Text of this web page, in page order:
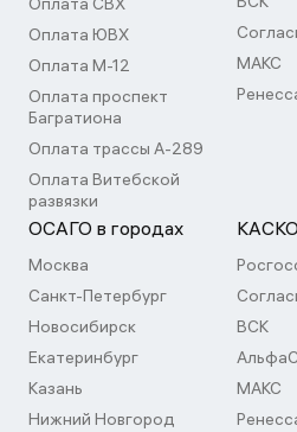
Оплата ЮВХ
Оплата М-12
Оплата проспект
Багратиона
Оплата трассы А-289
Оплата Витебской
развязки
МАКС
ОСАГО в городах
Москва
Санкт-Петербург
Новосибирск
Екатеринбург
Казань
Нижний Новгород
КАСКО
ВСК
МАКС